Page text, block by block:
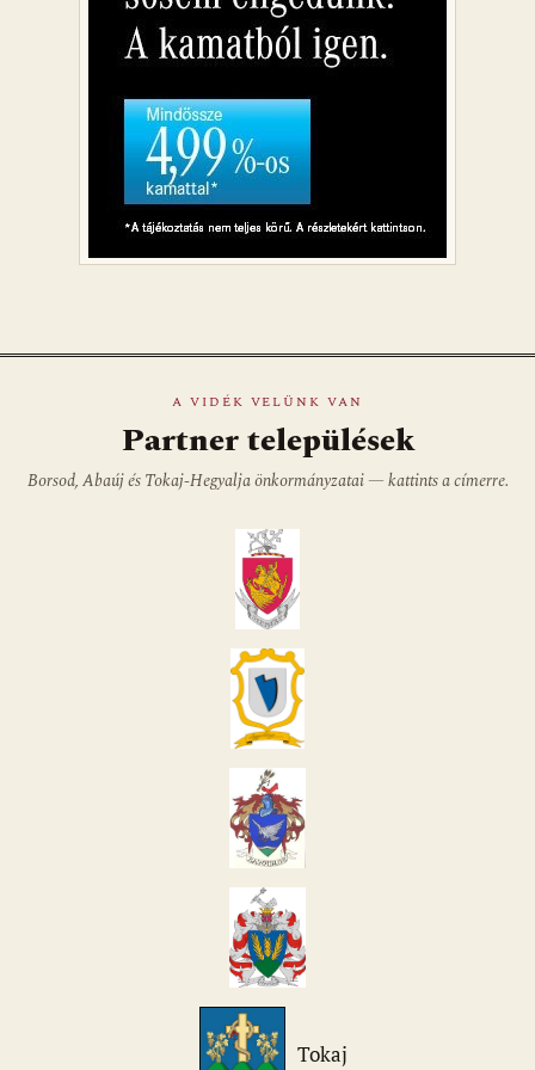
A VIDÉK VELÜNK VAN
Partner települések
Borsod, Abaúj és Tokaj-Hegyalja önkormányzatai — kattints a címerre.
Tokaj